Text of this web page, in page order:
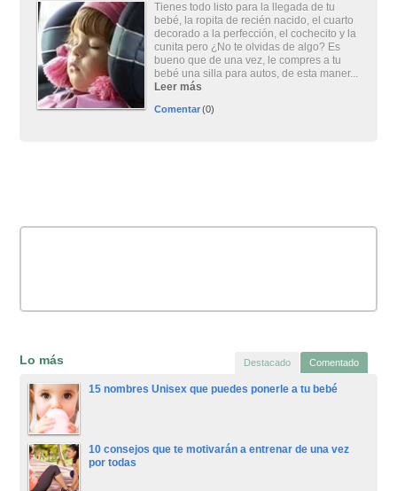
Tienes todo listo para la llegada de tu
bebé, la ropita de recién nacido, el cuarto
decorado a la perfección, el cochecito y la
cunita pero ¿No te olvidas de algo? Es
bueno que de una vez, le compres a tu
bebé una silla para autos, de esta maner...
Leer más
Comentar(0)
Lo más Destacado Comentado
15 nombres Unisex que puedes ponerle a tu bebé
10 consejos que te motivarán a entrenar de una vez
por todas